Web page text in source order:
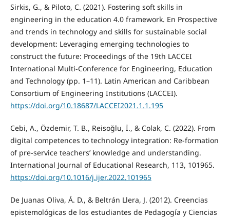
Sirkis, G., & Piloto, C. (2021). Fostering soft skills in
engineering in the education 4.0 framework. En Prospective
and trends in technology and skills for sustainable social
development: Leveraging emerging technologies to
construct the future: Proceedings of the 19th LACCEI
International Multi-Conference for Engineering, Education
and Technology (pp. 1–11). Latin American and Caribbean
Consortium of Engineering Institutions (LACCEI).
https://doi.org/10.18687/LACCEI2021.1.1.195
Cebi, A., Özdemir, T. B., Reisoğlu, İ., & Colak, C. (2022). From
digital competences to technology integration: Re-formation
of pre-service teachers’ knowledge and understanding.
International Journal of Educational Research, 113, 101965.
https://doi.org/10.1016/j.ijer.2022.101965
De Juanas Oliva, Á. D., & Beltrán Llera, J. (2012). Creencias
epistemológicas de los estudiantes de Pedagogía y Ciencias